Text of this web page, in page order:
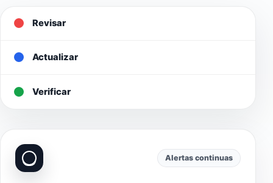
Revisar
Actualizar
Verificar
Alertas continuas